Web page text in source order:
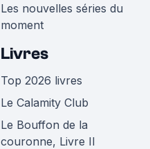
Les nouvelles séries du
moment
Livres
Top 2026 livres
Le Calamity Club
Le Bouffon de la
couronne, Livre II